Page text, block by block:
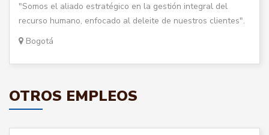
"Somos el aliado estratégico en la gestión integral del
recurso humano, enfocado al deleite de nuestros clientes".
Bogotá
OTROS EMPLEOS